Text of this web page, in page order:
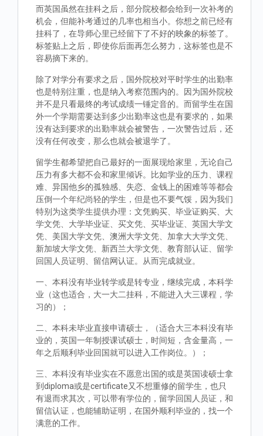
而英国虽然在挂科之后，部分院校都会给到一次补考的
机会，但能补考通过的几率也相当小。你想之前已经有
挂科了，在导师心里已经留下了不好的映象的标签了。
标签贴上之后，即使你后面再怎么努力，这标签也是不
容易摘下来的。
除了对学分有要求之后，国外院校对平时学生的出勤率
也是特别注重，也是纳入考察范围内的。因为国外院校
并不是只看最终的考试成绩一锤定音的。而留学生在国
外一个学期需要达到多少出勤率这也是有要求的，如果
没有达到要求的出勤率就会被警告，一次警告过后，还
没有任何改变，那么也就会被退学了。
留学生都希望把自己最好的一面展现给家里，无论自己
压力有多大都不会和家里倾诉。比如学业的压力、课程
难、异国他乡的孤独感、失恋、金钱上的困难等等都会
压倒一个年纪尚轻的学生，但是也不要气馁，因为我们
特别为这类学生提供办理：文凭购买、毕业证购买、大
学文凭、大学毕业证、买文凭、买毕业证、英国大学文
凭、美国大学文凭、澳洲大学文凭、加拿大大学文凭、
新加坡大学文凭、新西兰大学文凭、教育部认证、留学
回国人员证明、留信网认证。从而完成就业。
一、本科没有毕业转学或是转专业，继续完成，本科学
业（这也适合，大一大二挂科，不能进入大三课程，学
习的）；
二、本科未毕业直接申请硕士，（适合大三本科没有毕
业的，英国一年制授课试硕士，时间短，含金量高，一
年之后顺利毕业回国就可以进入工作岗位。）；
三、本科没有毕业实在不愿意出国的或是英国读硕士拿
到diploma或是certificate又不想重修的留学生，也只
有退而求其次，可以带有学位的，留学回国人员证，和
留信认证，也能辅助证明，在国外顺利毕业的，找一个
满意的工作。